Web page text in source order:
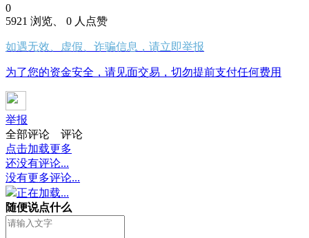
0
5921 浏览、 0 人点赞
如遇无效、虚假、诈骗信息，请立即举报
为了您的资金安全，请见面交易，切勿提前支付任何费用
举报
全部评论
评论
点击加载更多
还没有评论...
没有更多评论...
正在加载...
随便说点什么